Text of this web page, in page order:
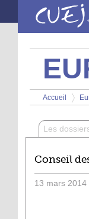
Aller au contenu principal
Vous êtes ici
Accueil
>
Les
Conseil
13 mars 2014